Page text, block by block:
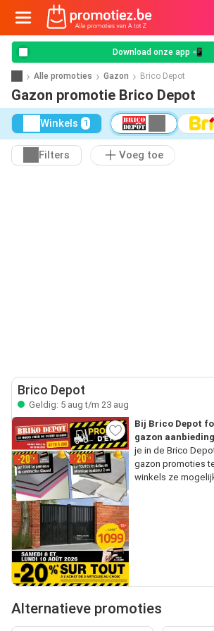
Download onze app 📲
Alle promoties Gazon Brico Depot
Gazon promotie Brico Depot
Winkels 1
Filters Voeg toe
Brico Depot
Geldig: 5 aug t/m 23 aug
Bij Brico Depot
gazon
je in de Brico
gazon promoties
winkels ze
Alternatieve promoties